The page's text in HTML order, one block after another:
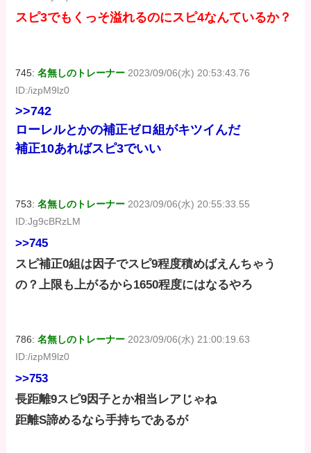
スピ3でもくっそ溢れるのにスピ4なんているか？
745:名無しのトレーナー 2023/09/06(水) 20:53:43.76
ID:/izpM9lz0
>>742
ローレルとかの補正ゼロ組がキツイんだ
補正10あればスピ3でいい
753:名無しのトレーナー 2023/09/06(水) 20:55:33.55
ID:Jg9cBRzLM
>>745
スピ補正0組は因子でスピ9程度積めばえんちゃう
の？上限も上がるから1650程度にはなるやろ
786:名無しのトレーナー 2023/09/06(水) 21:00:19.63
ID:/izpM9lz0
>>753
長距離9スピ9因子とか相当レアじゃね
距離S諦めるなら手持ちであるが